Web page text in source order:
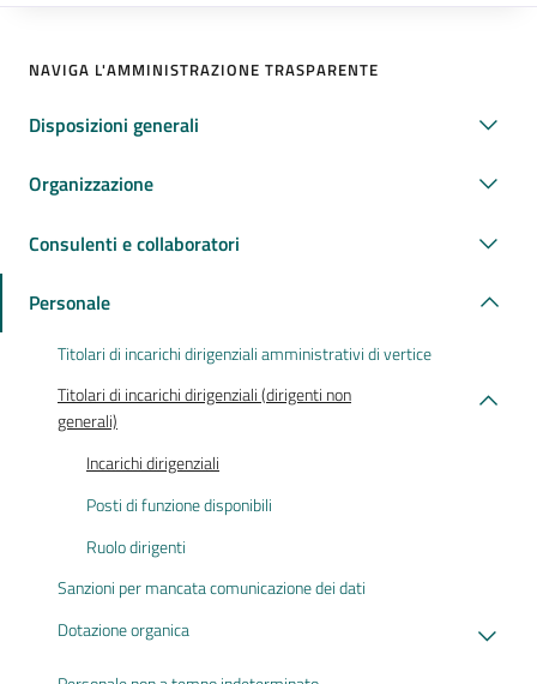
NAVIGA L'AMMINISTRAZIONE TRASPARENTE
Disposizioni generali
Organizzazione
Consulenti e collaboratori
Personale
Titolari di incarichi dirigenziali amministrativi di vertice
Titolari di incarichi dirigenziali (dirigenti non
generali)
Incarichi dirigenziali
Posti di funzione disponibili
Ruolo dirigenti
Sanzioni per mancata comunicazione dei dati
Dotazione organica